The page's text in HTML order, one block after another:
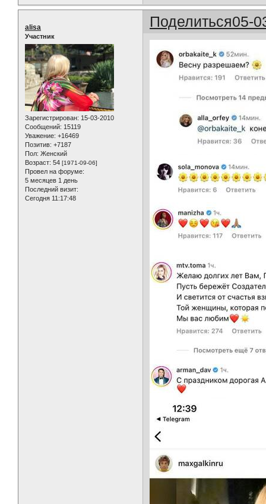
Поделиться05-
alisa
Участник
Зарегистрирован: 15-03-2010
Сообщений: 15119
Уважение: +16469
Позитив: +7187
Пол: Женский
Возраст: 54 [1971-09-06]
Провел на форуме:
5 месяцев 1 день
Последний визит:
Сегодня 11:17:48